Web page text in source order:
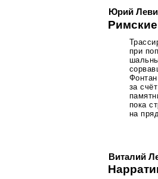
Юрий
при
за
пока
на
Виталий